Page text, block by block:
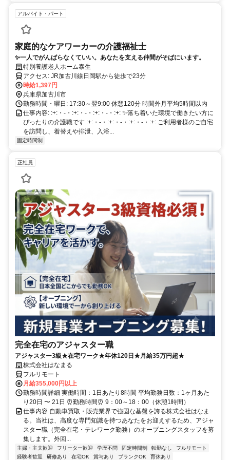
アルバイト・パート
家庭的なケアワーカーの介護福祉士
✨一人でがんばらなくていい。あなたを支える仲間がそばにいます。
特別養護老人ホーム泰生
アクセス: JR加古川線日岡駅から徒歩で23分
時給1,397円
兵庫県加古川市
勤務時間・曜日: 17:30～翌9:00 休憩120分 時間外月平均5時間以内
仕事内容: :+:・-・:+:・-・:+:・-・:+: ✨落ち着いた環境で働きたい方に
ぴったりの介護職です :+:・-・:+:・-・:+:・-・:+: ご利用者様のご自宅
を訪問し、着替えや排泄、入浴...
固定時間制
正社員
完全在宅のアジャスター職
アジャスター3級★在宅ワーク★年休120日★月給35万円超★
株式会社はなまる
フルリモート
月給355,000円以上
勤務時間詳細 実働時間：1日あたり8時間 平均勤務日数：1ヶ月あた
り20日 〜 21日 ⏰勤務時間⏰ 9：00～18：00（休憩1時間）
仕事内容 自動車買取・販売業界で強固な基盤を誇る株式会社はなま
る。当社は、高度な専門知識を持つあなたをお迎えするため、アジャ
スター職（完全在宅・テレワーク勤務）のオープニングスタッフを募
集します。外回...
主婦・主夫歓迎 フリーター歓迎 学歴不問 固定時間制 転勤なし
フルリモート
経験者歓迎
研修あり 在宅OK 賞与あり ブランクOK
育休あり